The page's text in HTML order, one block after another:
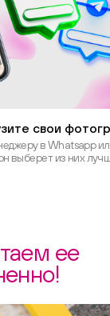
свои
в Whatsapp
выберет из них
ее